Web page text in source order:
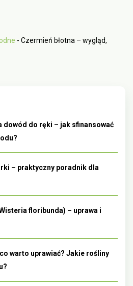
- Czermień błotna – wygląd,
dowód do ręki – jak sfinansować
– praktyczny poradnik dla
floribunda) – uprawa i
warto uprawiać? Jakie rośliny